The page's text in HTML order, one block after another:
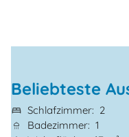
Beliebteste
Schlafzimmer
2
Badezimmer 1